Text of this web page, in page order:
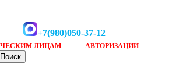
+7(980)050-37-12
ЛИЦАМ АВТОРИЗАЦИИ